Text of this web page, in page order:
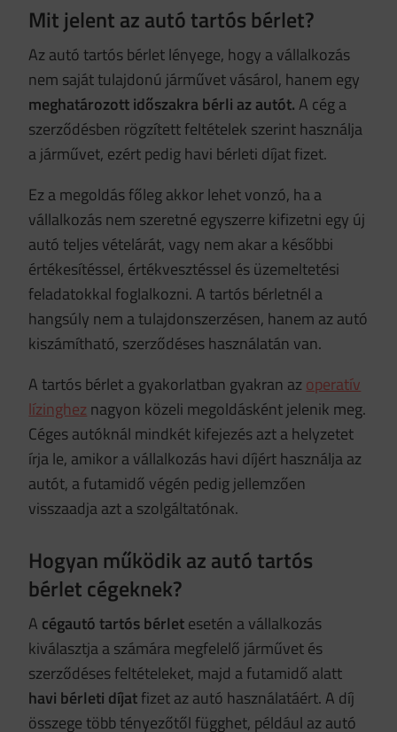
Mit jelent az autó tartós bérlet?
Az autó tartós bérlet lényege, hogy a vállalkozás
nem saját tulajdonú járművet vásárol, hanem egy
meghatározott időszakra bérli az autót.A cég a
szerződésben rögzített feltételek szerint használja
a járművet, ezért pedig havi bérleti díjat fizet.
Ez a megoldás főleg akkor lehet vonzó, ha a
vállalkozás nem szeretné egyszerre kifizetni egy új
autó teljes vételárát, vagy nem akar a későbbi
értékesítéssel, értékvesztéssel és üzemeltetési
feladatokkal foglalkozni. A tartós bérletnél a
hangsúly nem a tulajdonszerzésen, hanem az autó
kiszámítható, szerződéses használatán van.
A tartós bérlet a gyakorlatban gyakran azoperatív
lízinghez nagyon közeli megoldásként jelenik meg.
Céges autóknál mindkét kifejezés azt a helyzetet
írja le, amikor a vállalkozás havi díjért használja az
autót, a futamidő végén pedig jellemzően
visszaadja azt a szolgáltatónak.
Hogyan működik az autó tartós
bérlet cégeknek?
A cégautó tartós bérletesetén a vállalkozás
kiválasztja a számára megfelelő járművet és
szerződéses feltételeket, majd a futamidő alatt
havi bérleti díjatfizet az autó használatáért. A díj
összege több tényezőtől függhet, például az autó